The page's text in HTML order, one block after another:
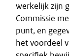
werkelijk zijn
Commissie
punt, en
het voordeel